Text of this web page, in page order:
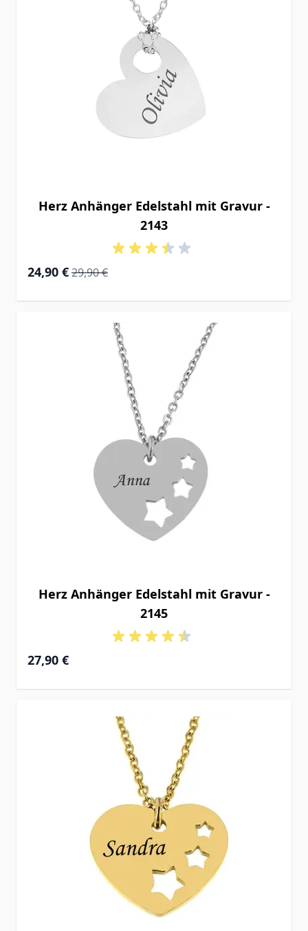
Herz Anhänger Edelstahl mit Gravur -
2143
Special Price
24,90 € Regular Price
29,90 €
Herz Anhänger Edelstahl mit Gravur -
2145
27,90 €